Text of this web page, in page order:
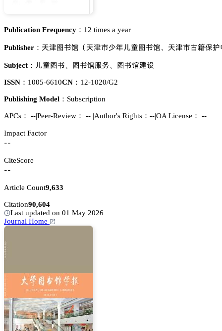
Publication Frequency： 12 times a year
Publisher： 苮铴貂䎦慀（苮铴軅𬷕懳䫦偵貂䎦慀鼧苮铴軅齋靤繼
Subject： 䫦偵貂䎦 貂䎦慀伫懾 貂䎦慀艰岇
ISSN： 1005-6610CN： 12-1020/G2
Publishing Model： Subscription
APCs： --|Peer-Review： -- |Author's Rights：--|OA License： --
Impact Factor
--
CiteScore
--
Article Count9,633
Citation90,604
Last updated on 01 May 2026
Journal Home